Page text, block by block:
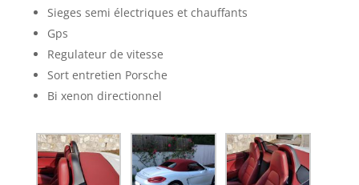
Sieges semi électriques et chauffants
Gps
Regulateur de vitesse
Sort entretien Porsche
Bi xenon directionnel